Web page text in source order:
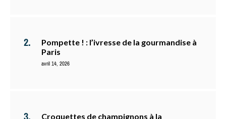
Pompette ! : l’ivresse de la gourmandise à
Paris
avril 14, 2026
Croquettes de champignons à la